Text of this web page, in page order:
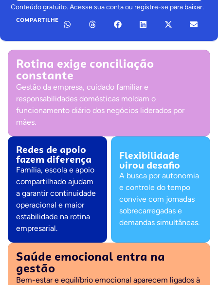
Conteúdo gratuito. Acesse sua conta ou registre-se para baixar.
COMPARTILHE
Rotina exige conciliação
constante
Gestão da empresa, cuidado familiar e
responsabilidades domésticas moldam o
funcionamento diário dos negócios liderados por
mães.
Redes de apoio
fazem diferença
Família, escola e apoio
compartilhado ajudam
a garantir continuidade
operacional e maior
estabilidade na rotina
empresarial.
Flexibilidade
virou desafio
A busca por autonomia
e controle do tempo
convive com jornadas
sobrecarregadas e
demandas simultâneas.
Saúde emocional entra na
gestão
Bem-estar e equilíbrio emocional aparecem ligados à